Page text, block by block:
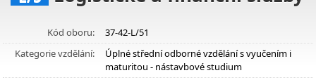
Kód oboru:
37-42-L/51
Kategorie vzdělání:
Úplné střední odborné vzdělání s vyučením i
maturitou - nástavbové studium